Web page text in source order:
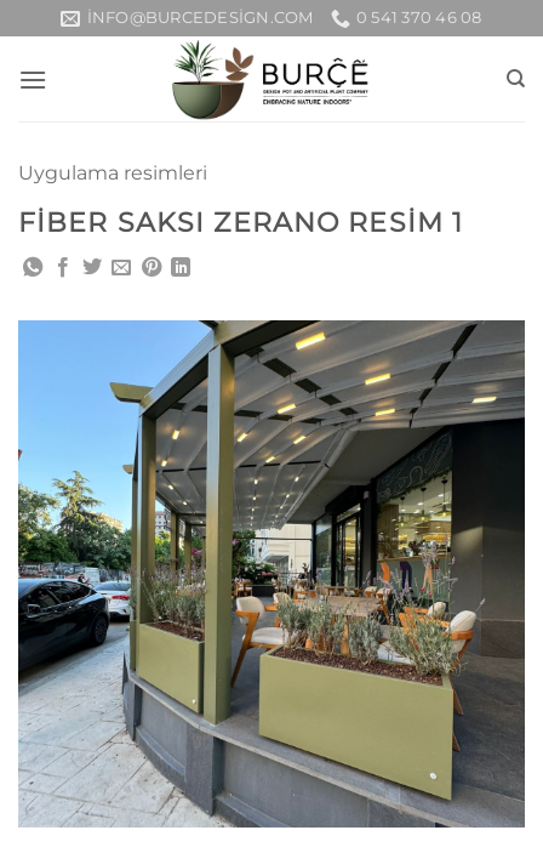
İçeriğe
atla
INFO@BURCEDESIGN.COM 0 541 370 46 08
Uygulama resimleri
FIBER SAKSI ZERANO RESIM 1